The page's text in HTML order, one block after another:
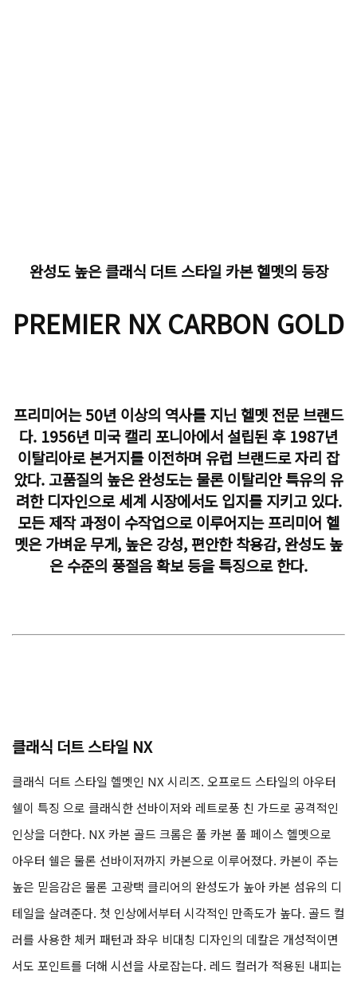
완성도 높은 클래식 더트 스타일 카본 헬멧의 등장
PREMIER NX CARBON GOLD
프리미어는 50년 이상의 역사를 지닌 헬멧 전문 브랜드
다. 1956년 미국 캘리 포니아에서 설립된 후 1987년
이탈리아로 본거지를 이전하며 유럽 브랜드로 자리 잡
았다. 고품질의 높은 완성도는 물론 이탈리안 특유의 유
려한 디자인으로 세계 시장에서도 입지를 지키고 있다.
모든 제작 과정이 수작업으로 이루어지는 프리미어 헬
멧은 가벼운 무게, 높은 강성, 편안한 착용감, 완성도 높
은 수준의 풍절음 확보 등을 특징으로 한다.
클래식 더트 스타일 NX
클래식 더트 스타일 헬멧인 NX 시리즈. 오프로드 스타일의 아우터
쉘이 특징 으로 클래식한 선바이저와 레트로풍 친 가드로 공격적인
인상을 더한다. NX 카본 골드 크롬은 풀 카본 풀 페이스 헬멧으로
아우터 쉘은 물론 선바이저까지 카본으로 이루어졌다. 카본이 주는
높은 믿음감은 물론 고광택 클리어의 완성도가 높아 카본 섬유의 디
테일을 살려준다. 첫 인상에서부터 시각적인 만족도가 높다. 골드 컬
러를 사용한 체커 패턴과 좌우 비대칭 디자인의 데칼은 개성적이면
서도 포인트를 더해 시선을 사로잡는다. 레드 컬러가 적용된 내피는